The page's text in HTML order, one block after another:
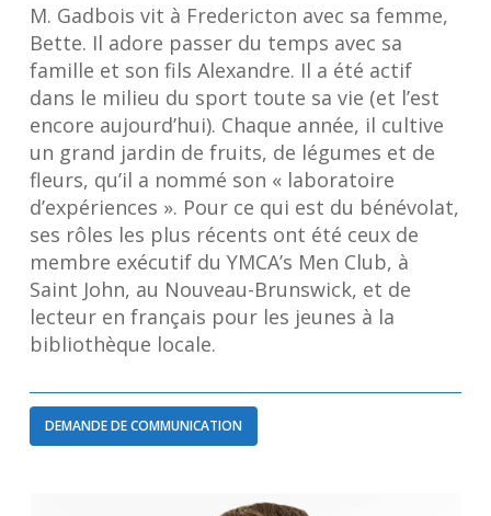
M. Gadbois vit à Fredericton avec sa femme,
Bette. Il adore passer du temps avec sa
famille et son fils Alexandre. Il a été actif
dans le milieu du sport toute sa vie (et l’est
encore aujourd’hui). Chaque année, il cultive
un grand jardin de fruits, de légumes et de
fleurs, qu’il a nommé son « laboratoire
d’expériences ». Pour ce qui est du bénévolat,
ses rôles les plus récents ont été ceux de
membre exécutif du YMCA’s Men Club, à
Saint John, au Nouveau-Brunswick, et de
lecteur en français pour les jeunes à la
bibliothèque locale.
DEMANDE DE COMMUNICATION